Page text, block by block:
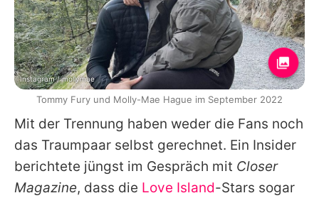
Mit der Trennung haben weder die Fans noch
das Traumpaar selbst gerechnet. Ein Insider
berichtete jüngst im Gespräch mit Closer
Magazine, dass die Love Island-Stars sogar
Instagram / mollymae
Tommy Fury und Molly-Mae Hague im September 2022